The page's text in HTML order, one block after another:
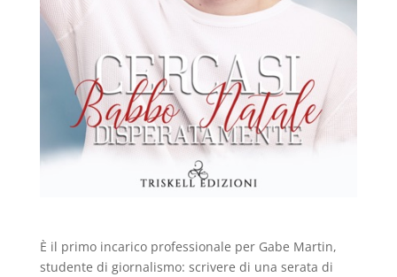
È il primo incarico professionale per Gabe Martin,
studente di giornalismo: scrivere di una serata di